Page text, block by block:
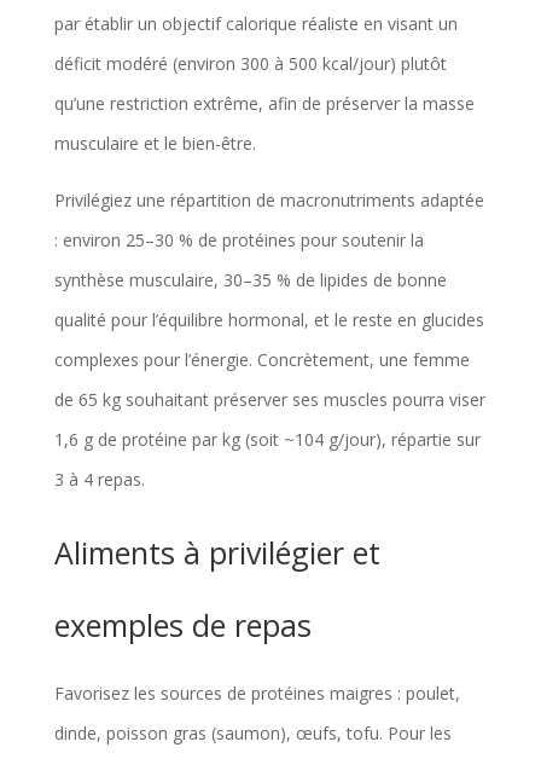
par établir un objectif calorique réaliste en visant un
déficit modéré (environ 300 à 500 kcal/jour) plutôt
qu’une restriction extrême, afin de préserver la masse
musculaire et le bien-être.
Privilégiez une répartition de macronutriments adaptée
: environ 25–30 % de protéines pour soutenir la
synthèse musculaire, 30–35 % de lipides de bonne
qualité pour l’équilibre hormonal, et le reste en glucides
complexes pour l’énergie. Concrètement, une femme
de 65 kg souhaitant préserver ses muscles pourra viser
1,6 g de protéine par kg (soit ~104 g/jour), répartie sur
3 à 4 repas.
Aliments à privilégier et
exemples de repas
Favorisez les sources de protéines maigres : poulet,
dinde, poisson gras (saumon), œufs, tofu. Pour les